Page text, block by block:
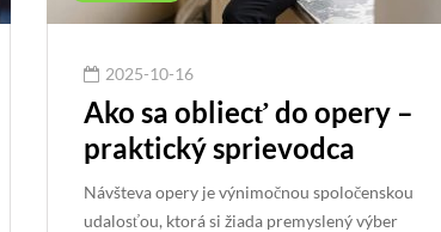
2025-10-16
Ako sa obliecť do opery –
praktický sprievodca
Návšteva opery je výnimočnou spoločenskou
udalosťou, ktorá si žiada premyslený výber